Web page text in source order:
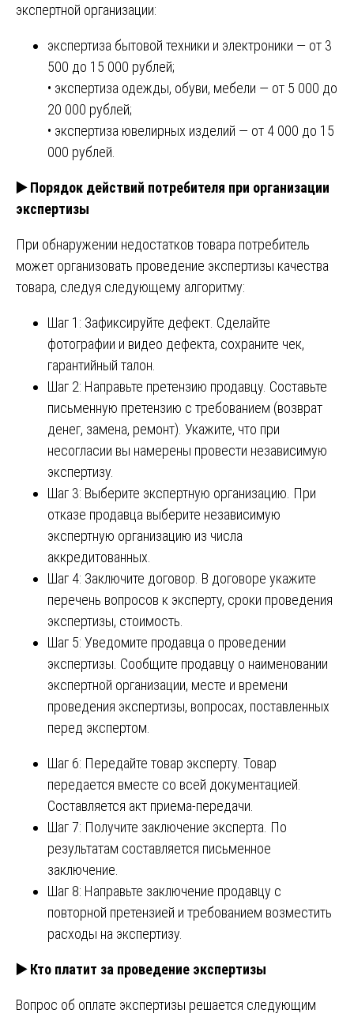
экспертной организации:
экспертиза бытовой техники и электроники — от 3
500 до 15 000 рублей;
• экспертиза одежды, обуви, мебели — от 5 000 до
20 000 рублей;
• экспертиза ювелирных изделий — от 4 000 до 15
000 рублей.
▶️Порядок действий потребителя при организации
экспертизы
При обнаружении недостатков товара потребитель
может организовать проведение экспертизы качества
товара, следуя следующему алгоритму:
Шаг 1: Зафиксируйте дефект. Сделайте
фотографии и видео дефекта, сохраните чек,
гарантийный талон.
Шаг 2: Направьте претензию продавцу. Составьте
письменную претензию с требованием (возврат
денег, замена, ремонт). Укажите, что при
несогласии вы намерены провести независимую
экспертизу.
Шаг 3: Выберите экспертную организацию. При
отказе продавца выберите независимую
экспертную организацию из числа
аккредитованных.
Шаг 4: Заключите договор. В договоре укажите
перечень вопросов к эксперту, сроки проведения
экспертизы, стоимость.
Шаг 5: Уведомите продавца о проведении
экспертизы. Сообщите продавцу о наименовании
экспертной организации, месте и времени
проведения экспертизы, вопросах, поставленных
перед экспертом.
Шаг 6: Передайте товар эксперту. Товар
передается вместе со всей документацией.
Составляется акт приема-передачи.
Шаг 7: Получите заключение эксперта. По
результатам составляется письменное
заключение.
Шаг 8: Направьте заключение продавцу с
повторной претензией и требованием возместить
расходы на экспертизу.
▶️Кто платит за проведение экспертизы
Вопрос об оплате экспертизы решается следующим